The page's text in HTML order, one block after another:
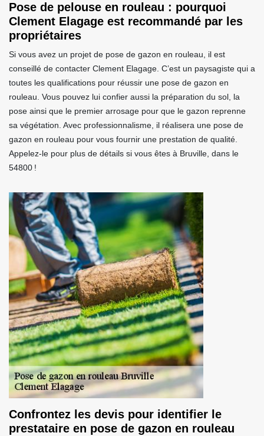
Pose de pelouse en rouleau : pourquoi
Clement Elagage est recommandé par les
propriétaires
Si vous avez un projet de pose de gazon en rouleau, il est
conseillé de contacter Clement Elagage. C’est un paysagiste qui a
toutes les qualifications pour réussir une pose de gazon en
rouleau. Vous pouvez lui confier aussi la préparation du sol, la
pose ainsi que le premier arrosage pour que le gazon reprenne
sa végétation. Avec professionnalisme, il réalisera une pose de
gazon en rouleau pour vous fournir une prestation de qualité.
Appelez-le pour plus de détails si vous êtes à Bruville, dans le
54800 !
Confrontez les devis pour identifier le
prestataire en pose de gazon en rouleau